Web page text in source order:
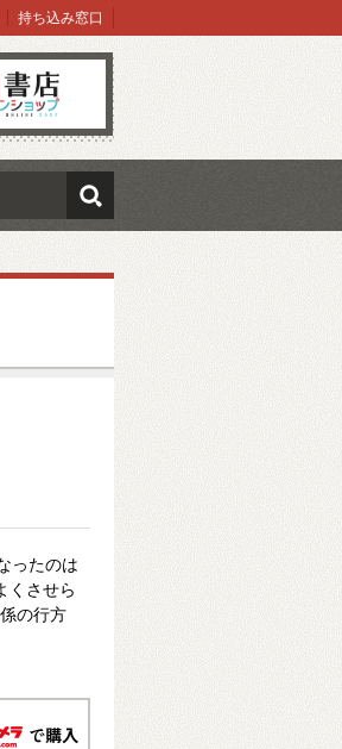
プ
持ち込み窓口
検索
ったのは
くさせら
の行方